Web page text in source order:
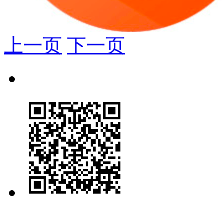
上一页 下一页